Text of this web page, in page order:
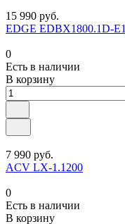
15 990 руб.
EDGE EDBX1800.1D-E1
0
Есть в наличии
В корзину
7 990 руб.
ACV LX-1.1200
0
Есть в наличии
В корзину